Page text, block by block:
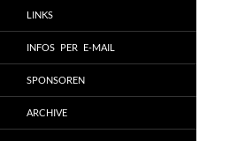
LINKS
INFOS PER E-MAIL
SPONSOREN
ARCHIVE